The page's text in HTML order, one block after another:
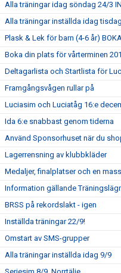
Alla träningar idag söndag 24/3
Alla träningar inställda idag
Plask & Lek för barn (4-6 år)
Boka din plats för vårterminen
Deltagarlista och Startlista för
Framgångsvågen rullar på
Luciasim och Luciatåg 16:e
Ida 6:e snabbast genom tiderna
Använd Sponsorhuset när du
Lagerrensning av klubbkläder
Medaljer, finalplatser och en
Information gällande
BRSS på rekordslakt - igen
Inställda träningar 22/9!
Omstart av SMS-grupper
Alla träningar inställda idag 9/9